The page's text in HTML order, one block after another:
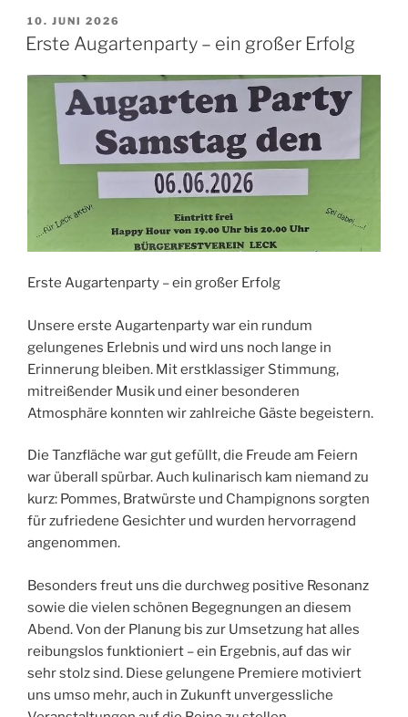
VERÖFFENTLICHT
AM
10. JUNI 2026
Erste Augartenparty – ein großer Erfolg
Erste Augartenparty – ein großer Erfolg
Unsere erste Augartenparty war ein rundum
gelungenes Erlebnis und wird uns noch lange in
Erinnerung bleiben. Mit erstklassiger Stimmung,
mitreißender Musik und einer besonderen
Atmosphäre konnten wir zahlreiche Gäste begeistern.
Die Tanzfläche war gut gefüllt, die Freude am Feiern
war überall spürbar. Auch kulinarisch kam niemand zu
kurz: Pommes, Bratwürste und Champignons sorgten
für zufriedene Gesichter und wurden hervorragend
angenommen.
Besonders freut uns die durchweg positive Resonanz
sowie die vielen schönen Begegnungen an diesem
Abend. Von der Planung bis zur Umsetzung hat alles
reibungslos funktioniert – ein Ergebnis, auf das wir
sehr stolz sind. Diese gelungene Premiere motiviert
uns umso mehr, auch in Zukunft unvergessliche